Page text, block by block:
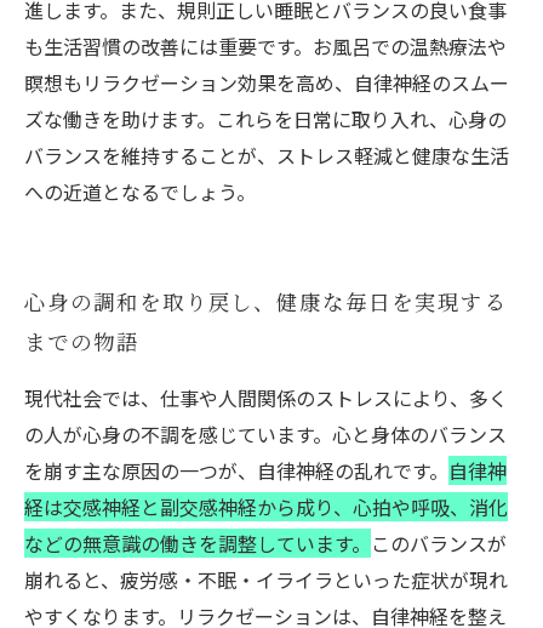
進します。また、規則正しい睡眠とバランスの良い食事
も生活習慣の改善には重要です。お風呂での温熱療法や
瞑想もリラクゼーション効果を高め、自律神経のスムー
ズな働きを助けます。これらを日常に取り入れ、心身の
バランスを維持することが、ストレス軽減と健康な生活
への近道となるでしょう。
心身の調和を取り戻し、健康な毎日を実現する
までの物語
現代社会では、仕事や人間関係のストレスにより、多く
の人が心身の不調を感じています。心と身体のバランス
を崩す主な原因の一つが、自律神経の乱れです。 自律神
経は交感神経と副交感神経から成り、心拍や呼吸、消化
などの無意識の働きを調整しています。 このバランスが
崩れると、疲労感・不眠・イライラといった症状が現れ
やすくなります。リラクゼーションは、自律神経を整え